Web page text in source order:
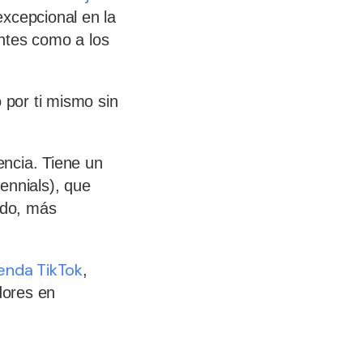
en la
como a los
ti mismo sin
Tiene un
que
más
TikTok,
en